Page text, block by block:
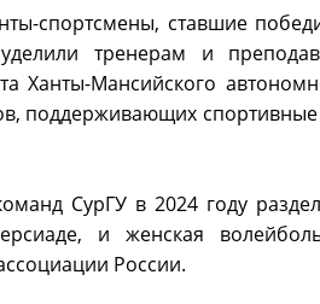
спортсмены, ставшие
тренерам и
Ханты-Мансийского
поддерживающих
СурГУ в 2024 году
и женская
России.